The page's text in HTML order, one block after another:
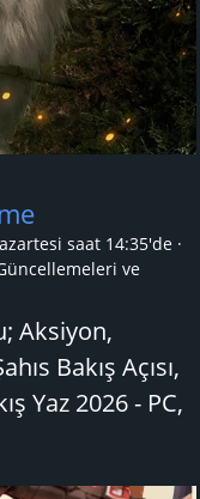
saat 14:35'de
ve
Aksiyon,
Bakış Açısı,
Yaz 2026 - PC,